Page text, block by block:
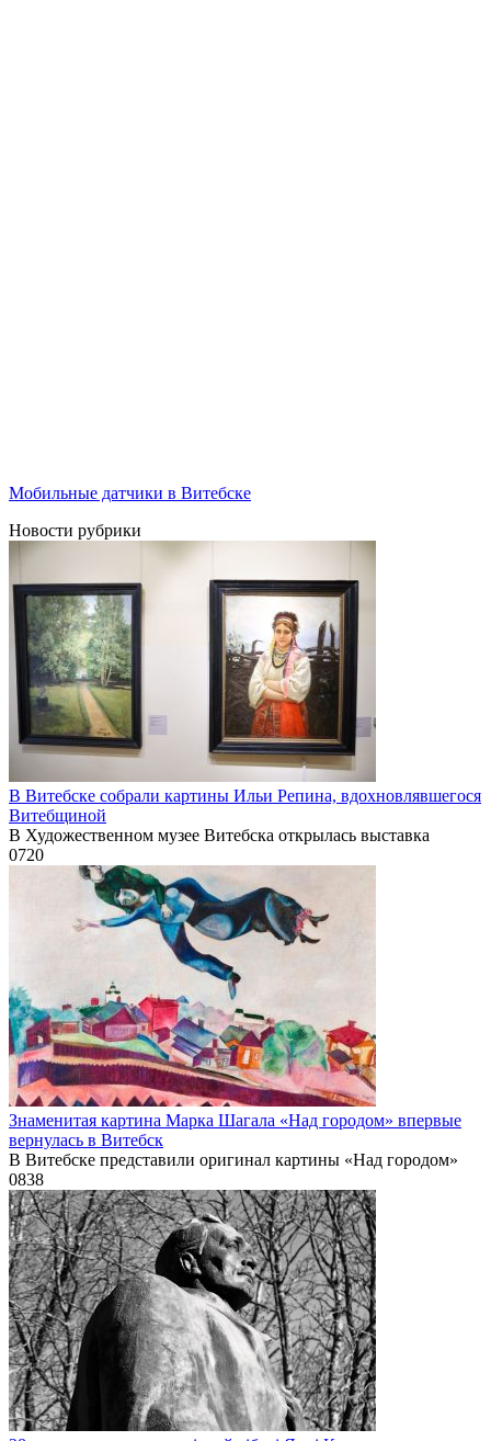
Мобильные датчики в Витебске
Новости рубрики
В Витебске собрали картины Ильи Репина, вдохновлявшегося
Витебщиной
В Художественном музее Витебска открылась выставка
0720
Знаменитая картина Марка Шагала «Над городом» впервые
вернулась в Витебск
В Витебске представили оригинал картины «Над городом»
0838